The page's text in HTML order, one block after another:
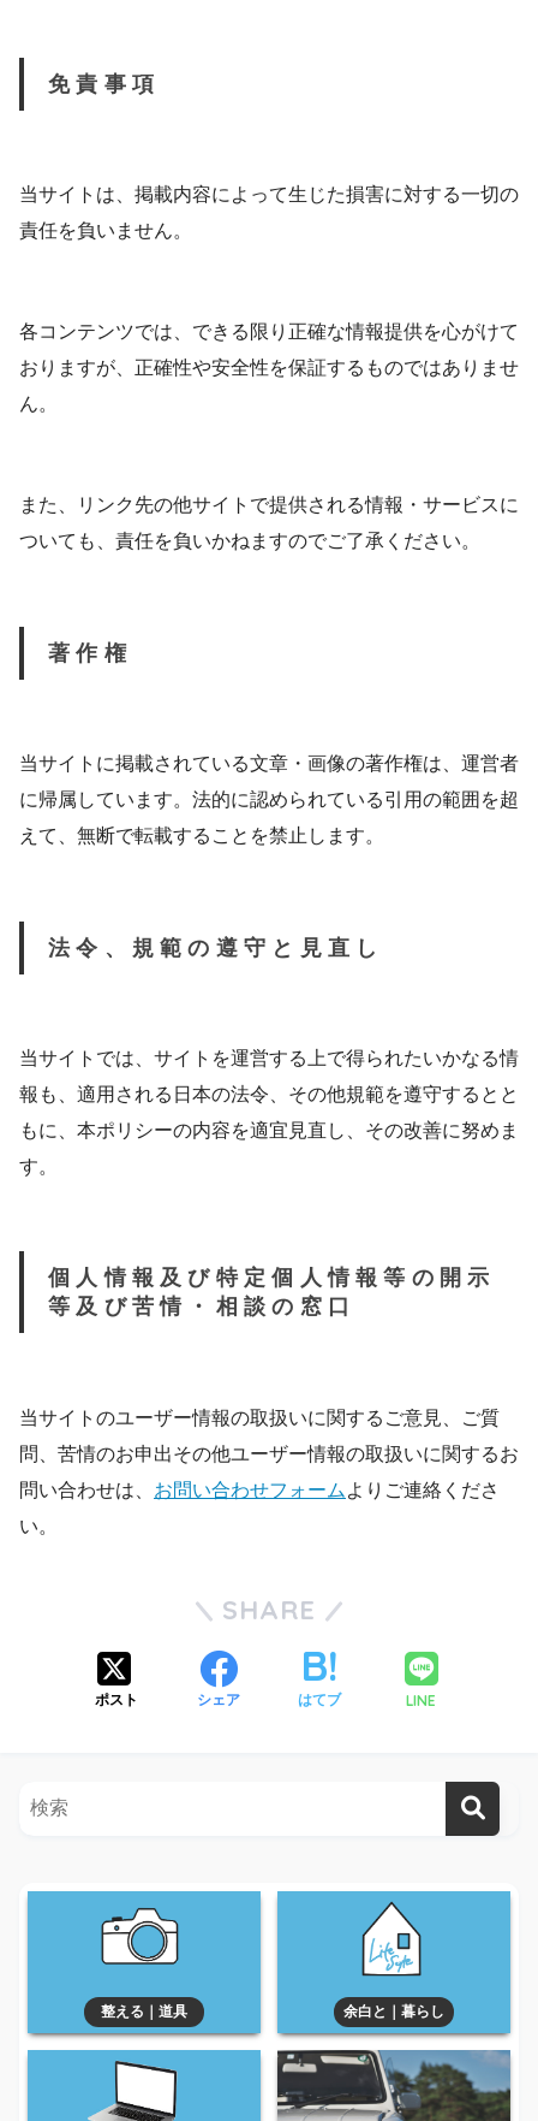
免責事項
当サイトは、掲載内容によって生じた損害に対する一切の
責任を負いません。
各コンテンツでは、できる限り正確な情報提供を心がけて
おりますが、正確性や安全性を保証するものではありませ
ん。
また、リンク先の他サイトで提供される情報・サービスに
ついても、責任を負いかねますのでご了承ください。
著作権
当サイトに掲載されている文章・画像の著作権は、運営者
に帰属しています。法的に認められている引用の範囲を超
えて、無断で転載することを禁止します。
法令、規範の遵守と見直し
当サイトでは、サイトを運営する上で得られたいかなる情
報も、適用される日本の法令、その他規範を遵守するとと
もに、本ポリシーの内容を適宜見直し、その改善に努めま
す。
個人情報及び特定個人情報等の開示
等及び苦情・相談の窓口
当サイトのユーザー情報の取扱いに関するご意見、ご質
問、苦情のお申出その他ユーザー情報の取扱いに関するお
問い合わせは、 お問い合わせフォーム よりご連絡くださ
い。
SHARE
ポスト シェア はてブ LINE
整える｜道具 余白と｜暮らし